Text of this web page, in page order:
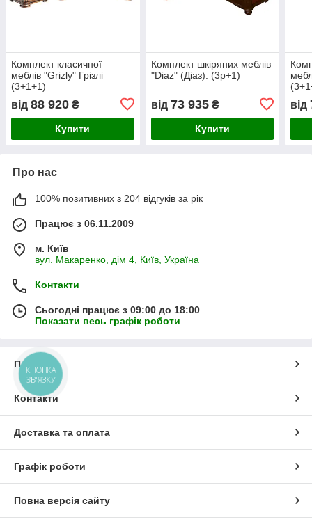
Комплект класичної
меблів "Grizly" Грізлі
(3+1+1)
від 88 920 ₴
Купити
Комплект шкіряних меблів
"Diaz" (Діаз). (3р+1)
від 73 935₴
Купити
від
Про нас
100% позитивних з 204 відгуків за рік
Працює з 06.11.2009
м. Київ
вул. Макаренко, дім 4, Київ, Україна
Контакти
Сьогодні працює з 09:00 до 18:00
Показати весь графік роботи
Про нас
Контакти
Доставка та оплата
Графік роботи
Повна версія сайту
КНОПКА
ЗВ'ЯЗКУ